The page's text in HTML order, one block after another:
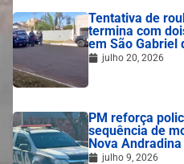
Tentativa de
termina com
em São Gabriel
julho 20, 2026
PM reforça
sequência de
Nova Andradina
julho 9, 2026